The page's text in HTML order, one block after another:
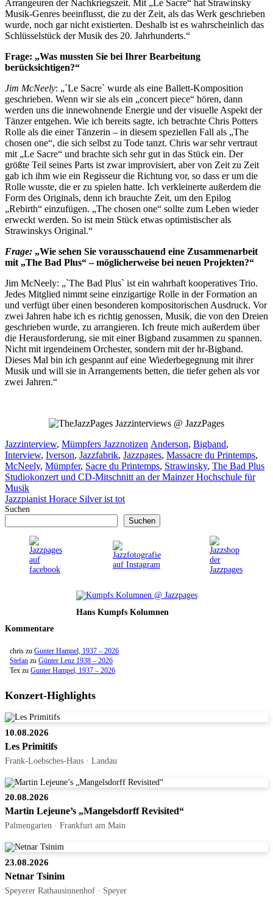
Arrangeuren der Nachkriegszeit. Mit „Le Sacre“ hat Strawinsky
Musik-Genres beeinflusst, die zu der Zeit, als das Werk geschrieben
wurde, noch gar nicht existierten. Deshalb ist es wahrscheinlich das
Schlüsselstück der Musik des 20. Jahrhunderts.“
Frage: „Was mussten Sie bei Ihrer Bearbeitung
berücksichtigen?“
Jim McNeely: „`Le Sacre` wurde als eine Ballett-Komposition
geschrieben. Wenn wir sie als ein „concert piece“ hören, dann
werden uns die innewohnende Energie und der visuelle Aspekt der
Tänzer entgehen. Wie ich bereits sagte, ich betrachte Chris Potters
Rolle als die einer Tänzerin – in diesem speziellen Fall als „The
chosen one“, die sich selbst zu Tode tanzt. Chris war sehr vertraut
mit „Le Sacre“ und brachte sich sehr gut in das Stück ein. Der
größte Teil seines Parts ist zwar improvisiert, aber von Zeit zu Zeit
gab ich ihm wie ein Regisseur die Richtung vor, so dass er um die
Rolle wusste, die er zu spielen hatte. Ich verkleinerte außerdem die
Form des Originals, denn ich brauchte Zeit, um den Epilog
„Rebirth“ einzufügen. „The chosen one“ sollte zum Leben wieder
erweckt werden. So ist mein Stück etwas optimistischer als
Strawinskys Original.“
Frage: „Wie sehen Sie vorausschauend eine Zusammenarbeit
mit „The Bad Plus“ – möglicherweise bei neuen Projekten?“
Jim McNeely: „`The Bad Plus` ist ein wahrhaft kooperatives Trio.
Jedes Mitglied nimmt seine einzigartige Rolle in der Formation an
und verfügt über einen besonderen kompositorischen Ausdruck. Vor
zwei Jahren habe ich es richtig genossen, Musik, die von den Dreien
geschrieben wurde, zu arrangieren. Ich freute mich außerdem über
die Herausforderung, sie mit einer Bigband zusammen zu spannen.
Nicht mit irgendeinem Orchester, sondern mit der hr-Bigband.
Dieses Mal bin ich gespannt auf eine Wiederbegegnung mit ihrer
Musik und will sie in Arrangements betten, die tiefer gehen als vor
zwei Jahren.“
Jazzinterviews @ JazzPages
Kategorien
Jazzinterview, Mümpfers Jazznotizen Schlagwörter
Anderson, Bigband,
Interview, Iverson, Jazzfabrik, Jazzpages, Massacre du Printemps,
McNeely, Mümpfer, Sacre du Printemps, Strawinsky, The Bad Plus
Studiokonzert und CD-Mitschnitt an der Mainzer Hochschule für
Musik
Jazzpianist Horace Silver ist tot
Suchen
Suchen
Hans Kumpfs Kolumnen
Kommentare
chris zu Gunter Hampel, 1937 – 2026
Stefan zu Günter Lenz 1938 – 2026
Tex zu Gunter Hampel, 1937 – 2026
Konzert-Highlights
10.08.2026
Les Primitifs
Frank-Loebsches-Haus · Landau
20.08.2026
Martin Lejeune’s „Mangelsdorff Revisited“
Palmengarten · Frankfurt am Main
23.08.2026
Netnar Tsinim
Speyerer Rathausinnenhof · Speyer